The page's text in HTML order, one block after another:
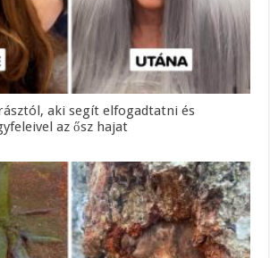
aki segít elfogadtatni és
az ősz hajat